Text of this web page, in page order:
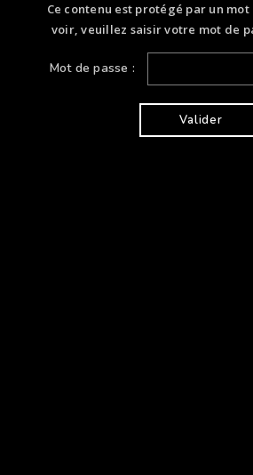
Ce contenu est protégé par un mot
voir, veuillez saisir votre mot de
Mot de passe :